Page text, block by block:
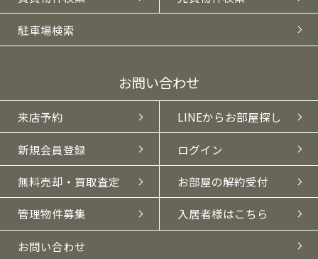
駐車場検索
お問い合わせ
来店予約 LINEからお部屋探し
新規会員登録 ログイン
無料売却・買取査定 お部屋の解約受付
管理物件募集 入居者様はこちら
お問い合わせ